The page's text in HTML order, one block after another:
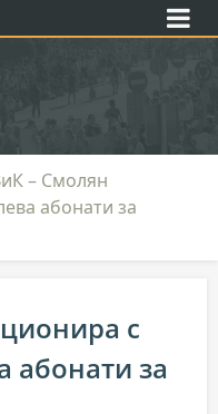
– Смолян
абонати за
с
абонати за